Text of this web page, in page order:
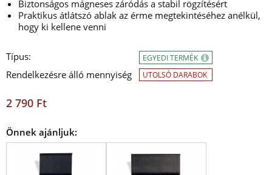
Biztonságos mágneses záródás a stabil rögzítésért
Praktikus átlátszó ablak az érme megtekintéséhez anélkül,
hogy ki kellene venni
Típus:
Rendelkezésre álló mennyiség
EGYEDI TERMÉK
UTOLSÓ DARABOK
2 790 Ft
Önnek ajánljuk: